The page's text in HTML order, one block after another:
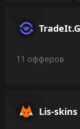
11 офферов
Lis-skins